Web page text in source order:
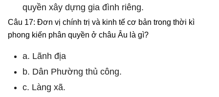
quyền xây dựng gia đình riêng.
Câu 17: Đơn vị chính trị và kinh tế cơ bản trong thời kì
phong kiến phân quyền ở châu Âu là gì?
a. Lãnh địa
b. Dân Phường thủ công.
c. Làng xã.